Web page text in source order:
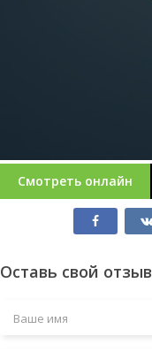
Смотреть онлайн
Оставь свой отзыв